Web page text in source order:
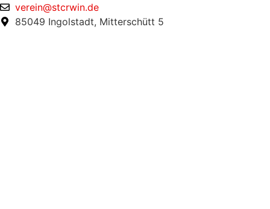
verein@stcrwin.de
85049 Ingolstadt, Mitterschütt 5